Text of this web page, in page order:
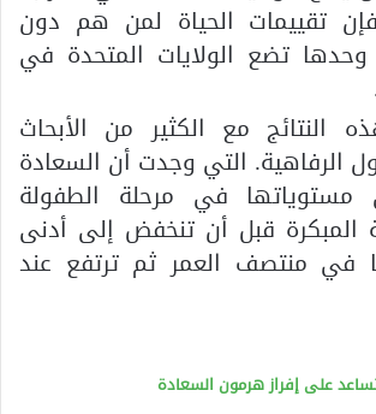
تقييمات الحياة لمن هم دون
وحدها تضع الولايات المتحدة في
النتائج مع الكثير من الأبحاث
الرفاهية. التي وجدت أن السعادة
مستوياتها في مرحلة الطفولة
المبكرة قبل أن تنخفض إلى أدنى
في منتصف العمر ثم ترتفع عند
على إفراز هرمون السعادة